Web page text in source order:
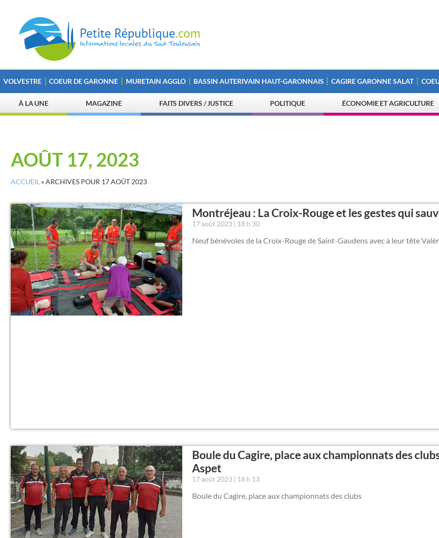
VOLVESTRE COEUR DE GARONNE MURETAIN AGGLO BASSIN AUTERIVAIN HAUT-GARONNAIS CAGIRE GARONNE SALAT
À LA UNE MAGAZINE FAITS DIVERS / JUSTICE POLITIQUE ÉCONOMIE ET AGRICULTURE
AOÛT 17, 2023
ACCUEIL »ARCHIVES POUR 17 AOÛT 2023
Montréjeau : La Croix-Rouge et les gestes qui
17 août 2023 18 h 30
Neuf bénévoles de la Croix-Rouge de Saint-Gaudens avec à leur tête
Boule du Cagire, place aux championnats des
Aspet
17 août 2023 18 h 13
Boule du Cagire, place aux championnats des clubs